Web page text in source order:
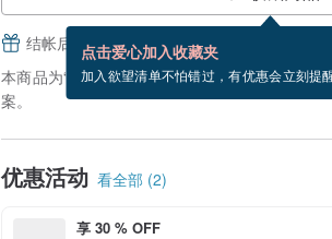
点击爱心加入收藏夹
加入欲望清单不怕错过，有优惠会立刻提
结帐后填写并分享，免费帮你寄送电子贺卡
本商品为“接单订制”。付款后需制作 1 个工作
案。
优惠活动 看全部 (2)
享 30 % OFF